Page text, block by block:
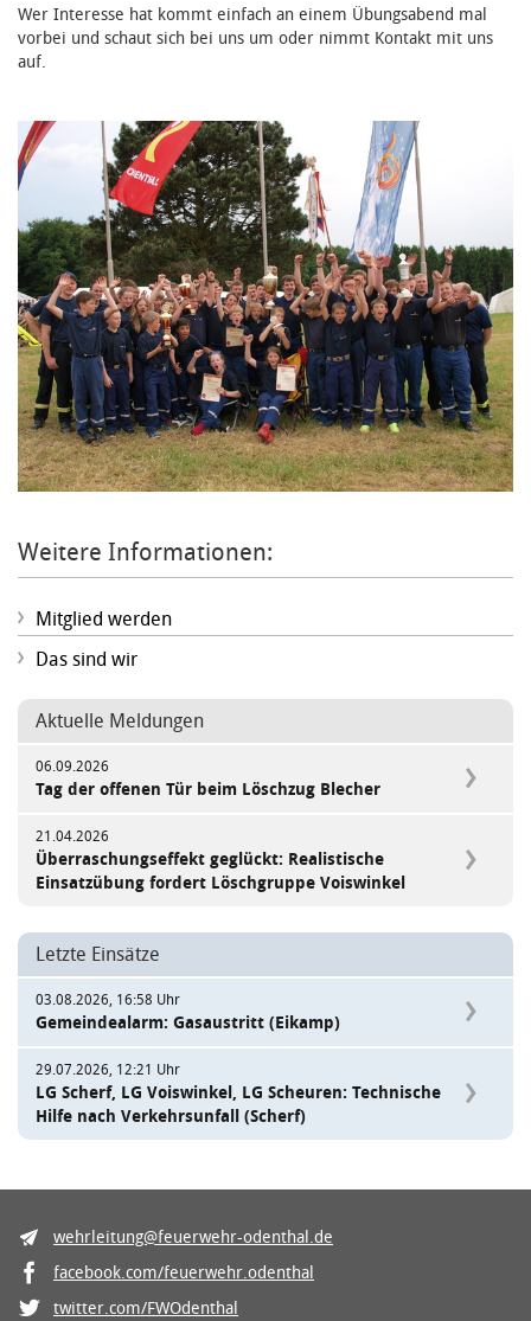
Wer Interesse hat kommt einfach an einem Übungsabend mal
vorbei und schaut sich bei uns um oder nimmt Kontakt mit uns
auf.
Weitere Informationen:
Mitglied werden
Das sind wir
Aktuelle Meldungen
06.09.2026
Tag der offenen Tür beim Löschzug Blecher
21.04.2026
Überraschungseffekt geglückt: Realistische
Einsatzübung fordert Löschgruppe Voiswinkel
Letzte Einsätze
03.08.2026, 16:58 Uhr
Gemeindealarm: Gasaustritt (Eikamp)
29.07.2026, 12:21 Uhr
LG Scherf, LG Voiswinkel, LG Scheuren: Technische
Hilfe nach Verkehrsunfall (Scherf)
wehrleitung@feuerwehr-odenthal.de
facebook.com/feuerwehr.odenthal
twitter.com/FWOdenthal